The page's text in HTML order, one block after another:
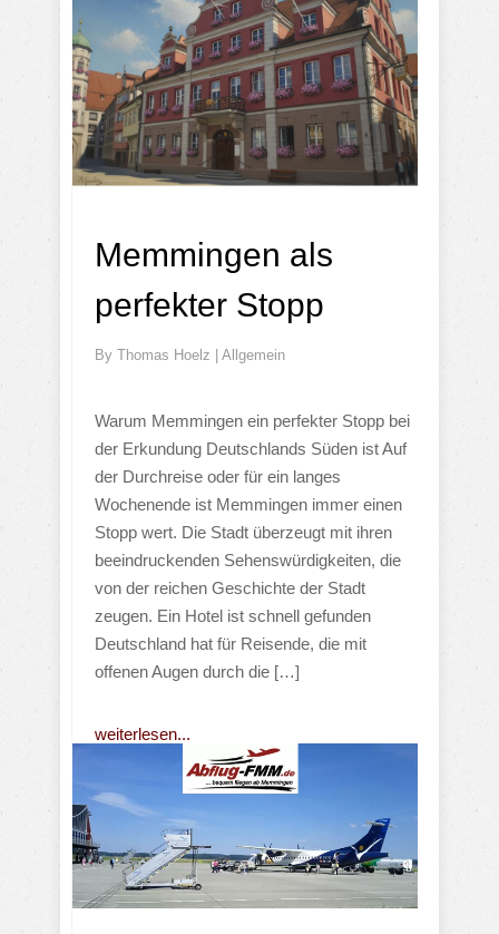
Memmingen als
perfekter Stopp
By Thomas Hoelz Allgemein
Warum Memmingen ein perfekter Stopp bei
der Erkundung Deutschlands Süden ist Auf
der Durchreise oder für ein langes
Wochenende ist Memmingen immer einen
Stopp wert. Die Stadt überzeugt mit ihren
beeindruckenden Sehenswürdigkeiten, die
von der reichen Geschichte der Stadt
zeugen. Ein Hotel ist schnell gefunden
Deutschland hat für Reisende, die mit
offenen Augen durch die […]
weiterlesen...